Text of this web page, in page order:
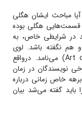
مباحث ایشان هگلی
قسمت‌هایی هگلی بوده
در شرایطی خاص، به
هم نگفته باشد. لوی
اشتراوس این فن را هنر نوشتن (Art of writing) می‌نامد. درواقع
نویسندگان در زمان
خاص زمانی درباره
باید گفته می‌شد بیان